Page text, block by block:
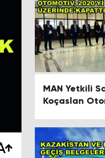
MAN Yetkili
Koçaslan